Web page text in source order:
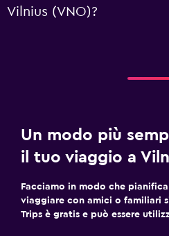
Vilnius (VNO)?
Un modo più
il tuo viaggio a
Facciamo in modo che
viaggiare con amici o familiari
Trips è gratis e può essere